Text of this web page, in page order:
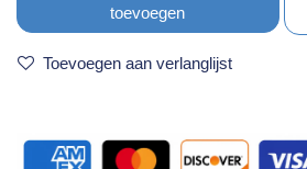
toevoegen
Toevoegen aan verlanglijst